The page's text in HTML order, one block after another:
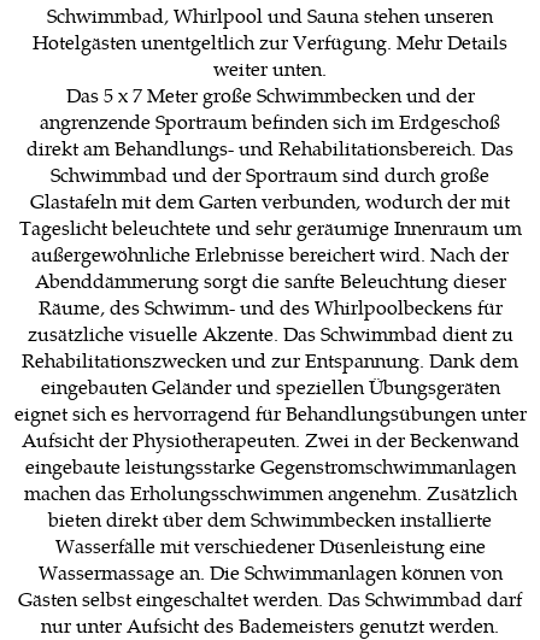
Schwimmbad, Whirlpool und Sauna stehen unseren
Hotelgästen unentgeltlich zur Verfügung. Mehr Details
weiter unten.
Das 5 x 7 Meter große Schwimmbecken und der
angrenzende Sportraum befinden sich im Erdgeschoß
direkt am Behandlungs- und Rehabilitationsbereich. Das
Schwimmbad und der Sportraum sind durch große
Glastafeln mit dem Garten verbunden, wodurch der mit
Tageslicht beleuchtete und sehr geräumige Innenraum um
außergewöhnliche Erlebnisse bereichert wird. Nach der
Abenddämmerung sorgt die sanfte Beleuchtung dieser
Räume, des Schwimm- und des Whirlpoolbeckens für
zusätzliche visuelle Akzente. Das Schwimmbad dient zu
Rehabilitationszwecken und zur Entspannung. Dank dem
eingebauten Geländer und speziellen Übungsgeräten
eignet sich es hervorragend für Behandlungsübungen unter
Aufsicht der Physiotherapeuten. Zwei in der Beckenwand
eingebaute leistungsstarke Gegenstromschwimmanlagen
machen das Erholungsschwimmen angenehm. Zusätzlich
bieten direkt über dem Schwimmbecken installierte
Wasserfälle mit verschiedener Düsenleistung eine
Wassermassage an. Die Schwimmanlagen können von
Gästen selbst eingeschaltet werden. Das Schwimmbad darf
nur unter Aufsicht des Bademeisters genutzt werden.